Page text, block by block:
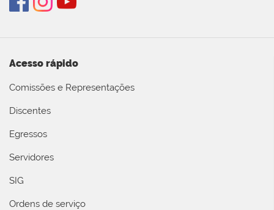
Acesso rápido
Comissões e Representações
Discentes
Egressos
Servidores
SIG
Ordens de serviço